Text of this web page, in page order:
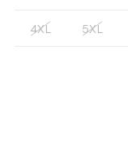
4XL 5XL